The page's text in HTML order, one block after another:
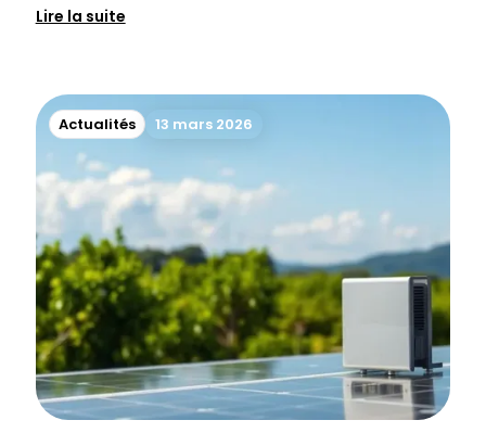
Lire la suite
Actualités 13 mars 2026